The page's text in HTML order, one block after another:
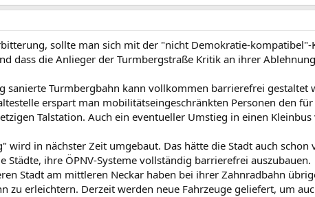
sollte man sich mit der "nicht Demokratie-
dass die Anlieger der Turmbergstraße Kritik an ihrer
sanierte Turmbergbahn kann vollkommen barrierefrei gestaltet
erspart man mobilitätseingeschränkten Personen den
Talstation. Auch ein eventueller Umstieg in einen
wird in nächster Zeit umgebaut. Das hätte die Stadt auch schon
ihre ÖPNV-Systeme vollständig barrierefrei auszubauen.
Stadt am mittleren Neckar haben bei ihrer Zahnradbahn
zu erleichtern. Derzeit werden neue Fahrzeuge geliefert, um